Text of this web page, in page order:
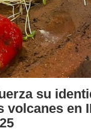
su
volcanes en